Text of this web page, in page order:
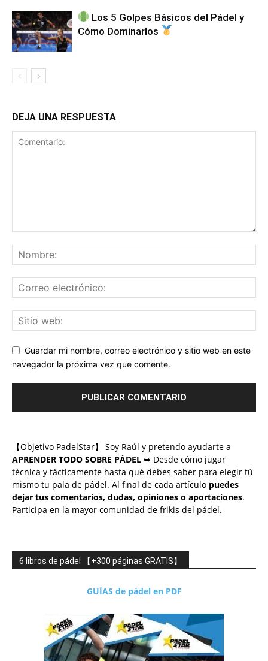
Los 5 Golpes Básicos del Pádel y
Cómo Dominarlos
DEJA UNA RESPUESTA
Guardar mi nombre, correo electrónico y sitio web en este
navegador la próxima vez que comente.
【Objetivo PadelStar】 Soy Raúl y pretendo ayudarte a
APRENDER TODO SOBRE PÁDEL ➥ Desde cómo jugar
técnica y tácticamente hasta qué debes saber para elegir tú
mismo tu pala de pádel. Al final de cada artículo puedes
dejar tus comentarios, dudas, opiniones o aportaciones.
Participa en la mayor comunidad de frikis del pádel.
6 libros de pádel 【+300 páginas GRATIS】
GUÍAS de pádel en PDF